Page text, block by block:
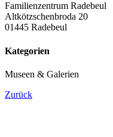
Familienzentrum Radebeul
Altkötzschenbroda 20
01445 Radebeul
Kategorien
Museen & Galerien
Zurück